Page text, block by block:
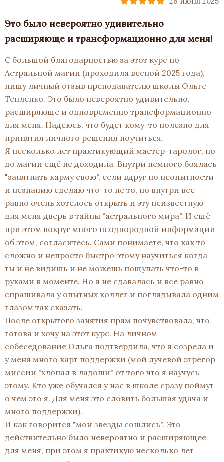
Это было невероятно удивительно
расширяюще и трансформационно для меня!
С большой благодарностью за этот курс по
Астральной магии (проходила весной 2025 года),
пишу личный отзыв преподавателю школы Ольге
Тепленко. Это было невероятно удивительно,
расширяюще и одновременно трансформационно
для меня. Надеюсь, что будет кому-то полезно для
принятия личного решения поучиться.
Я несколько лет практикующий мастер-таролог, но
до магии ещё не доходила. Внутри немного боялась
"запятнать карму свою", если вдруг по неопытности
и незнанию сделаю что-то не то, но внутри все
равно очень хотелось открыть и эту неизвестную
для меня дверь в тайны "астрального мира". И ещё
при этом вокруг много неоднородной информации
об этом, согласитесь. Сами понимаете, что как то
сложно и непросто быстро этому научиться когда
ты и не видишь и не можешь пощупать что-то в
руками в моменте. Но я не сдавалась и все равно
спрашивала у опытных коллег и поглядывала одним
глазом так сказать.
После открытого занятия прям почувствовала, что
готова и хочу на этот курс. На личном
собеседование Ольга подтвердила, что я созрела и
у меня много карт поддержки (мой лучевой эгрегор
миссии "хлопал в ладоши" от того что я научусь
этому. Кто уже обучался у нас в школе сразу поймут
о чем это я. Для меня это словить большая удача и
много поддержки).
И как говорится "мои звезды сошлись". Это
действительно было невероятно и расширяющее
для меня, при этом я практикую несколько лет